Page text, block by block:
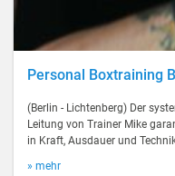
Personal Boxtraining
(Berlin - Lichtenberg) Der
Leitung von Trainer Mike
in Kraft, Ausdauer und
» mehr